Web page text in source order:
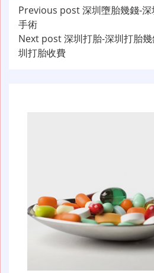
文
章
导
Previous post深圳墮胎幾錢-
手術
Next post深圳打胎-深圳打胎
圳打胎收費